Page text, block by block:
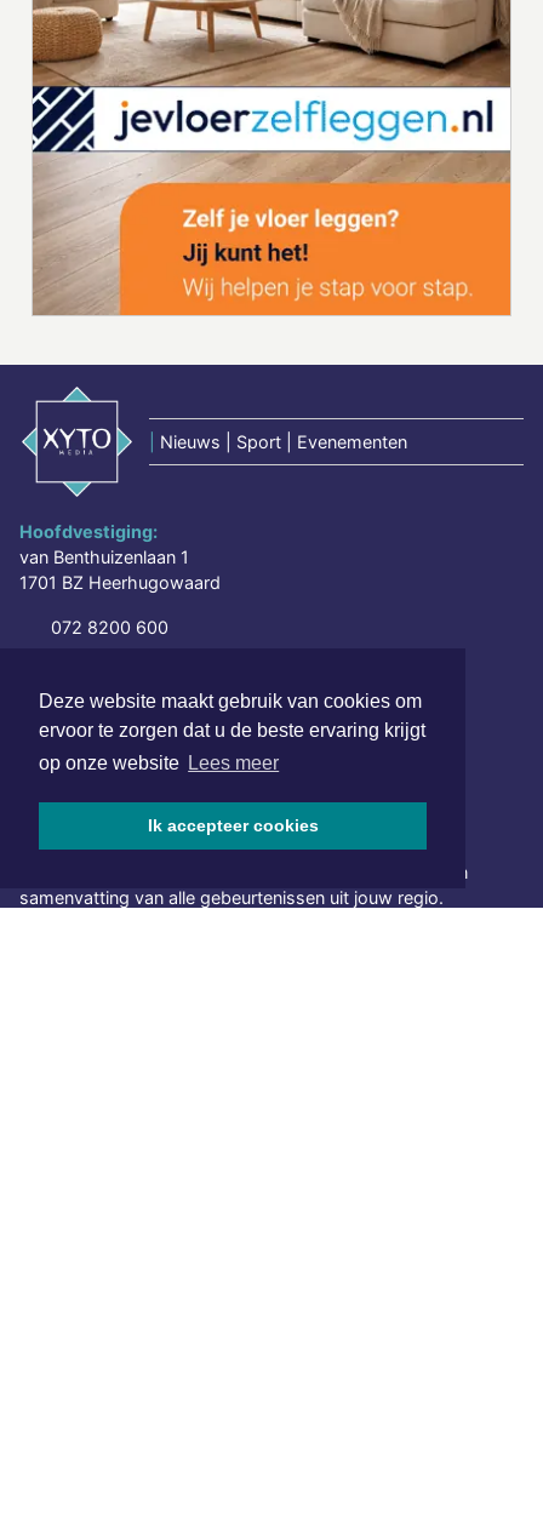
Deze website maakt gebruik van cookies om
ervoor te zorgen dat u de beste ervaring krijgt
op onze website Lees meer
Ik accepteer cookies
Nieuws | Sport | Evenementen
Hoofdvestiging:
van Benthuizenlaan 1
1701 BZ Heerhugowaard
072 8200 600
SOCIAL MEDIA
NIEUWSBRIEF AANMELDEN
Schrijf je in voor onze nieuwsbrief en krijg wekelijks een
samenvatting van alle gebeurtenissen uit jouw regio.